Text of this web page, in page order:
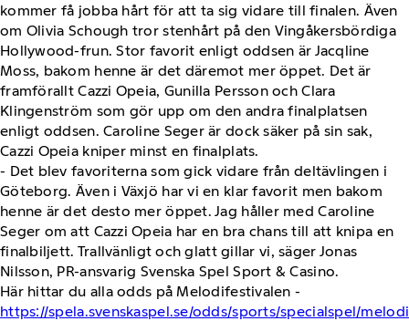
kommer få jobba hårt för att ta sig vidare till finalen. Även
om Olivia Schough tror stenhårt på den Vingåkersbördiga
Hollywood-frun. Stor favorit enligt oddsen är Jacqline
Moss, bakom henne är det däremot mer öppet. Det är
framförallt Cazzi Opeia, Gunilla Persson och Clara
Klingenström som gör upp om den andra finalplatsen
enligt oddsen. Caroline Seger är dock säker på sin sak,
Cazzi Opeia kniper minst en finalplats.
- Det blev favoriterna som gick vidare från deltävlingen i
Göteborg. Även i Växjö har vi en klar favorit men bakom
henne är det desto mer öppet. Jag håller med Caroline
Seger om att Cazzi Opeia har en bra chans till att knipa en
finalbiljett. Trallvänligt och glatt gillar vi, säger Jonas
Nilsson, PR-ansvarig Svenska Spel Sport & Casino.
Här hittar du alla odds på Melodifestivalen -
https://spela.svenskaspel.se/odds/sports/specialspel/